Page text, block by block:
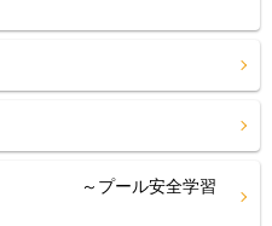
プール安全学習